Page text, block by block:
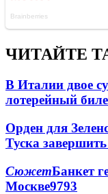
ЧИТАЙТЕ
В Италии двое
лотерейный
Орден для
Туска
СюжетБанкет
Москве9793